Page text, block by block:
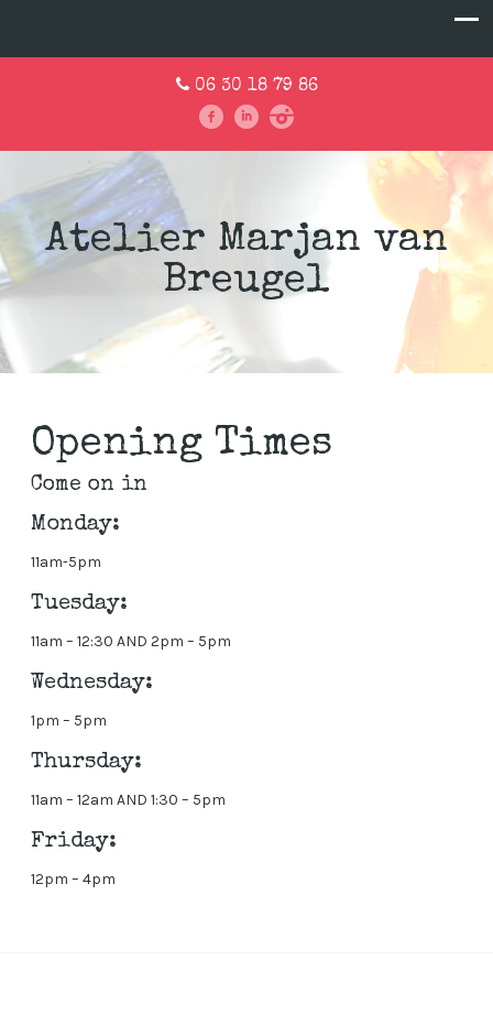
06 30 18 79 86
Atelier Marjan van
Breugel
Opening Times
Come on in
Monday:
11am-5pm
Tuesday:
11am – 12:30 AND 2pm – 5pm
Wednesday:
1pm – 5pm
Thursday:
11am – 12am AND 1:30 – 5pm
Friday:
12pm – 4pm